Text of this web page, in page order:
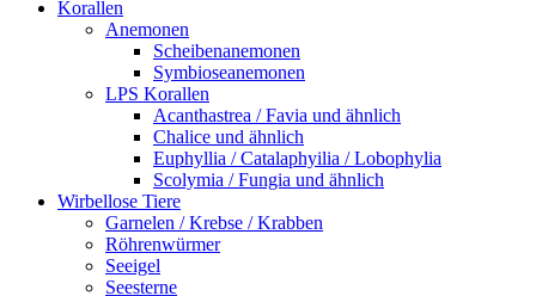
Korallen
Anemonen
Scheibenanemonen
Symbioseanemonen
LPS Korallen
Acanthastrea / Favia und ähnlich
Chalice und ähnlich
Euphyllia / Catalaphyilia / Lobophylia
Scolymia / Fungia und ähnlich
Wirbellose Tiere
Garnelen / Krebse / Krabben
Röhrenwürmer
Seeigel
Seesterne